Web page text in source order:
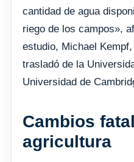
cantidad de agua
riego de los campos»,
estudio, Michael
trasladó de la
Universidad de
Cambios
agricultura